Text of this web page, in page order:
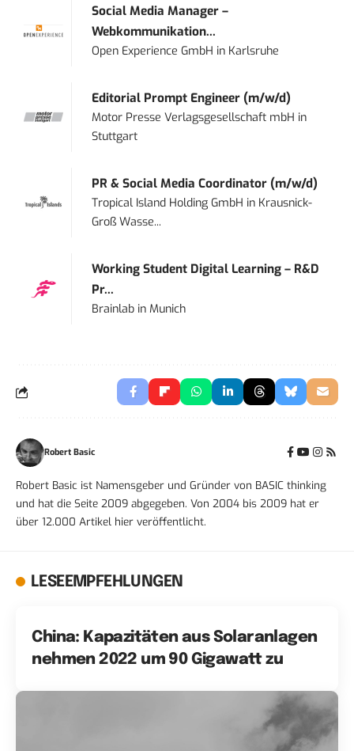
Social Media Manager –
Webkommunikation...
Open Experience GmbH in Karlsruhe
Editorial Prompt Engineer (m/w/d)
Motor Presse Verlagsgesellschaft mbH in
Stuttgart
PR & Social Media Coordinator (m/w/d)
Tropical Island Holding GmbH in Krausnick-
Groß Wasse...
Working Student Digital Learning – R&D
Pr...
Brainlab inMunich
Robert Basic
Robert Basic ist Namensgeber und Gründer von BASIC thinking
und hat die Seite 2009 abgegeben. Von 2004 bis 2009 hat er
über 12.000 Artikel hier veröffentlicht.
LESEEMPFEHLUNGEN
China: Kapazitäten aus Solaranlagen
nehmen 2022 um 90 Gigawatt zu